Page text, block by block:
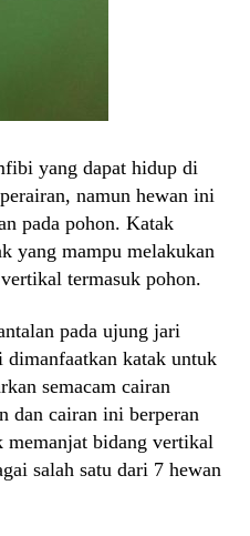
yang dapat hidup di
namun hewan ini
pada pohon. Katak
yang mampu melakukan
termasuk pohon.
pada ujung jari
katak untuk
semacam cairan
dan cairan ini berperan
memanjat bidang vertikal
salah satu dari 7 hewan